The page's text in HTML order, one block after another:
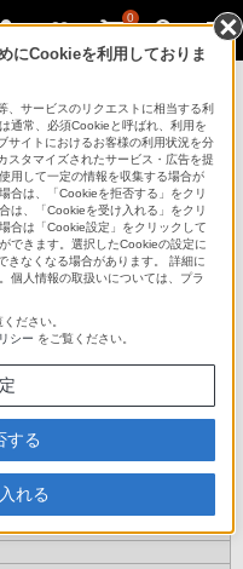
0
デジタル一眼カメラ NEX-3K
ル一眼カメラ
ンズ
にCookieを利用しておりま
、サービスのリクエストに相当する利
通常、必須Cookieと呼ばれ、利用を
サイトにおけるお客様の利用状況を分
スタマイズされたサービス・広告を提
用して一定の情報を収集する場合が
合は、「Cookieを拒否する」をクリ
は、「Cookieを受け入れる」をクリ
合は「Cookie設定」をクリックして
できます。選択したCookieの設定に
きなくなる場合があります。 詳細に
個人情報の取扱いについては、プラ
ださい。
シー をご覧ください。
する
れる